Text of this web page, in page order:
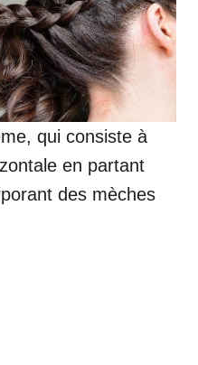
qui consiste à
en partant
des mèches